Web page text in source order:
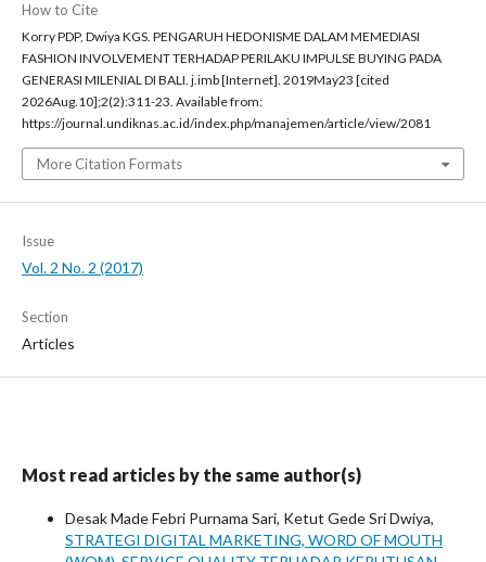
How to Cite
Korry PDP, Dwiya KGS. PENGARUH HEDONISME DALAM MEMEDIASI
FASHION INVOLVEMENT TERHADAP PERILAKU IMPULSE BUYING PADA
GENERASI MILENIAL DI BALI. j.imb [Internet]. 2019May23 [cited
2026Aug.10];2(2):311-23. Available from:
https://journal.undiknas.ac.id/index.php/manajemen/article/view/2081
More Citation Formats
Issue
Vol. 2 No. 2 (2017)
Section
Articles
Most read articles by the same author(s)
Desak Made Febri Purnama Sari, Ketut Gede Sri Dwiya,
STRATEGI DIGITAL MARKETING, WORD OF MOUTH